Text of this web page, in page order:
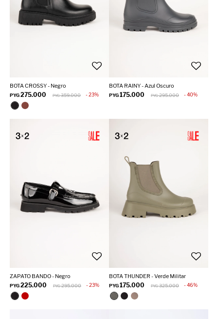
BOTA CROSSY - Negro
PYG275.000 PYG 359.000 23
BOTA RAINY - Azul Oscuro
PYG175.000 PYG 295.000 40
ZAPATO BANDO - Negro
PYG225.000 PYG 295.000 23
BOTA THUNDER - Verde Militar
PYG175.000 PYG 325.000 46